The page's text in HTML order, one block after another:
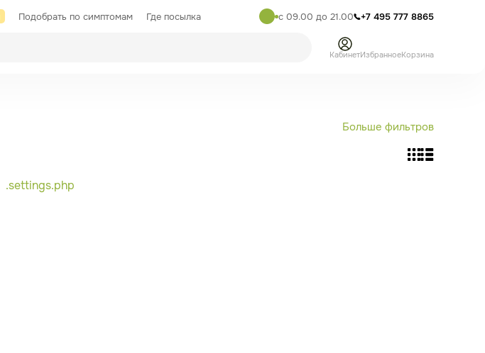
Подобрать по симптомам Где посылка с 09.00 до 21.00 +7 495 777 8865
КабинетИзбранноеКорзина
Больше фильтров
.settings.php